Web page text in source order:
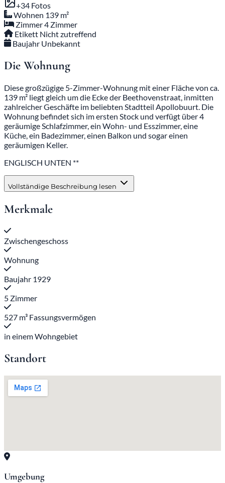
+34 Fotos
Wohnen 139 m²
Zimmer4 Zimmer
Etikett Nicht zutreffend
Baujahr Unbekannt
Die Wohnung
Diese großzügige 5-Zimmer-Wohnung mit einer Fläche von ca.
139 m² liegt gleich um die Ecke der Beethovenstraat, inmitten
zahlreicher Geschäfte im beliebten Stadtteil Apollobuurt. Die
Wohnung befindet sich im ersten Stock und verfügt über 4
geräumige Schlafzimmer, ein Wohn- und Esszimmer, eine
Küche, ein Badezimmer, einen Balkon und sogar einen
geräumigen Keller.
ENGLISCH UNTEN **
Vollständige Beschreibung lesen
Merkmale
Zwischengeschoss
Wohnung
Baujahr 1929
5 Zimmer
527 m³ Fassungsvermögen
in einem Wohngebiet
Standort
Umgebung